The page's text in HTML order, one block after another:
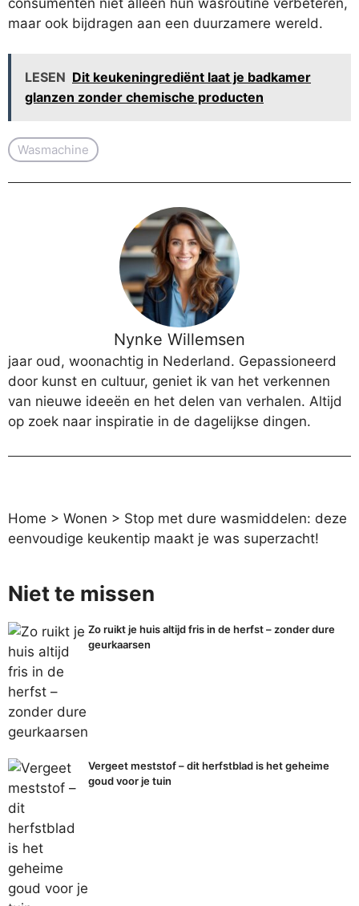
maar ook bijdragen aan een duurzamere wereld.
LESEN Dit keukeningrediënt laat je badkamer
glanzen zonder chemische producten
Wasmachine
Nynke Willemsen
jaar oud, woonachtig in Nederland. Gepassioneerd
door kunst en cultuur, geniet ik van het verkennen
van nieuwe ideeën en het delen van verhalen. Altijd
op zoek naar inspiratie in de dagelijkse dingen.
Home > Wonen > Stop met dure wasmiddelen: deze
eenvoudige keukentip maakt je was superzacht!
Niet te missen
Zo ruikt je huis altijd fris in de herfst – zonder dure
geurkaarsen
Vergeet meststof – dit herfstblad is het geheime
goud voor je tuin